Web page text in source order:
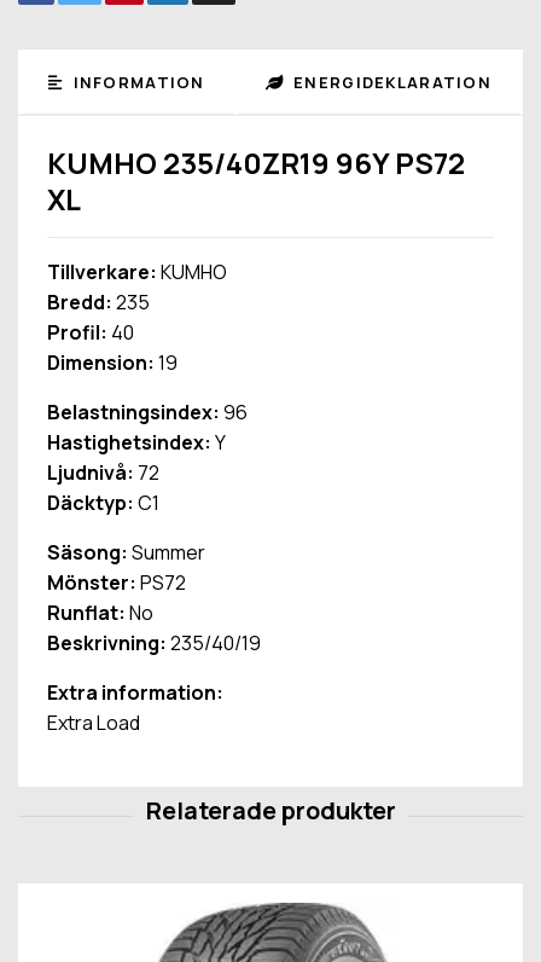
INFORMATION ENERGIDEKLARATION
KUMHO 235/40ZR19 96Y PS72
XL
Tillverkare: KUMHO
Bredd: 235
Profil: 40
Dimension: 19
Belastningsindex: 96
Hastighetsindex: Y
Ljudnivå: 72
Däcktyp: C1
Säsong: Summer
Mönster: PS72
Runflat: No
Beskrivning: 235/40/19
Extra information:
Extra Load